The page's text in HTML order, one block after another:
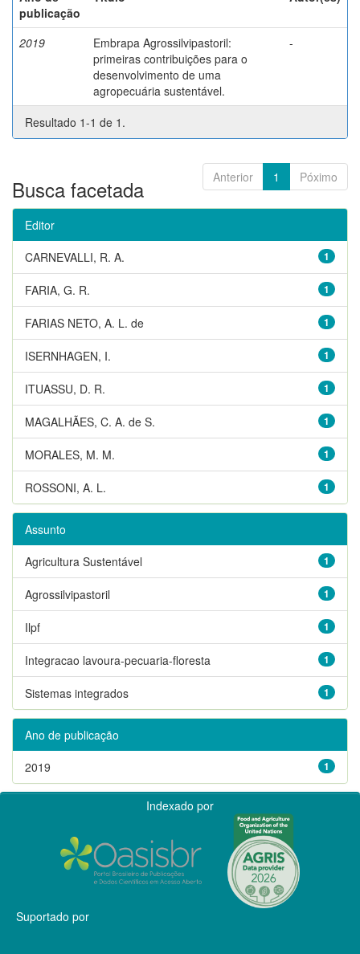
publicação
2019
Embrapa Agrossilvipastoril:
primeiras contribuições para o
desenvolvimento de uma
agropecuária sustentável.
-
Resultado 1-1 de 1.
Anterior 1 Póximo
Busca facetada
Editor
1
CARNEVALLI, R. A.
1
FARIA, G. R.
1
FARIAS NETO, A. L. de
1
ISERNHAGEN, I.
1
ITUASSU, D. R.
1
MAGALHÃES, C. A. de S.
1
MORALES, M. M.
1
ROSSONI, A. L.
Assunto
1
Agricultura Sustentável
1
Agrossilvipastoril
1
Ilpf
1
Integracao lavoura-pecuaria-floresta
1
Sistemas integrados
Ano de publicação
1
2019
Indexado por
Suportado por